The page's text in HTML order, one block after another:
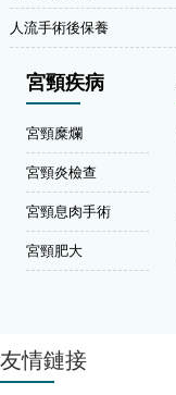
人流手術後保養
宮頸疾病
宮頸糜爛
宮頸炎檢查
宮頸息肉手術
宮頸肥大
友情鏈接